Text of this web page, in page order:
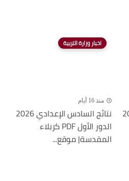
2026
اخبار وزارة التربية
منذ 16 أيام
نتائج السادس الإعدادي 2026
الدور الأول PDF كربلاء
المقدسة| موقع...